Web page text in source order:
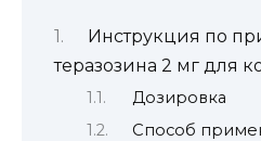
Инструкция по
теразозина 2 мг для
Дозировка
Способ